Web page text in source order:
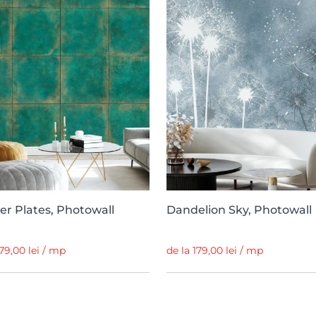
Plates, Photowall
lei / mp
Dandelion Sky, Photowall
de la 179,00 lei / mp